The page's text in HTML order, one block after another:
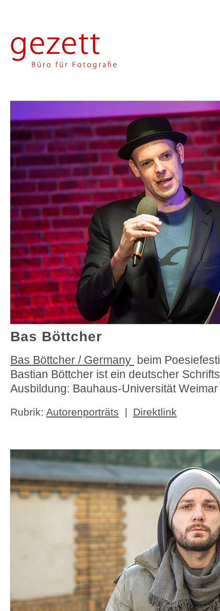
Bas Böttcher
Bas Böttcher / Germany beim
Bastian Böttcher ist ein deutscher
Ausbildung: Bauhaus-Universität Weimar
Rubrik: Autorenporträts | Direktlink